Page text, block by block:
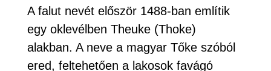
A falut nevét először 1488-ban említik
egy oklevélben Theuke (Thoke)
alakban. A neve a magyar Tőke szóból
ered, feltehetően a lakosok favágó